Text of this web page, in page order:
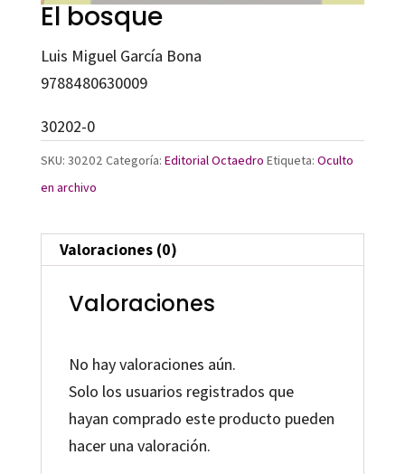
El bosque
Luis Miguel García Bona
9788480630009
30202-0
SKU: 30202 Categoría: Editorial Octaedro Etiqueta: Oculto
en archivo
Valoraciones (0)
Valoraciones
No hay valoraciones aún.
Solo los usuarios registrados que
hayan comprado este producto pueden
hacer una valoración.